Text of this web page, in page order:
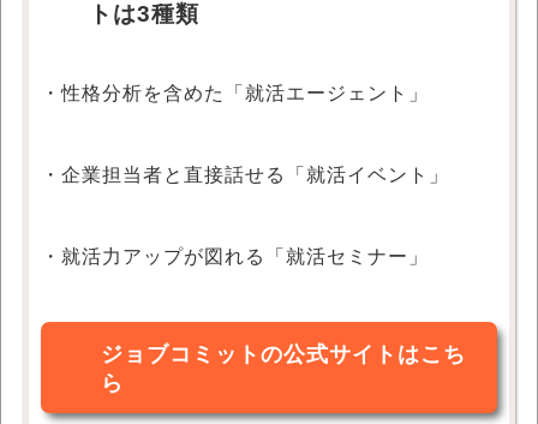
トは3種類
・性格分析を含めた「就活エージェント」
・企業担当者と直接話せる「就活イベント」
・就活力アップが図れる「就活セミナー」
ジョブコミットの公式サイトはこち
ら